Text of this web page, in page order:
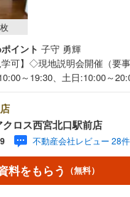
枚
イント 子守 勇輝
学可】◇現地説明会開催（要
～19:30、土日:10:00～
フルリノベーション物件登
阪神尼崎センタープール前駅
ー21アクロスグループの3つ
グループで28年連続No.1（
実績） 尼崎・伊丹・西宮・
間での購入や売却は当店にお
ロス西宮北口駅前店
不動産会社レビュー 28件
料をもらう （無料）